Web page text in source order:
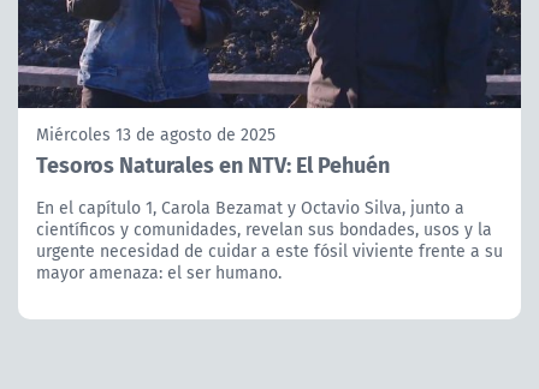
Miércoles 13 de agosto de 2025
Tesoros Naturales en NTV: El Pehuén
En el capítulo 1, Carola Bezamat y Octavio Silva, junto a
científicos y comunidades, revelan sus bondades, usos y la
urgente necesidad de cuidar a este fósil viviente frente a su
mayor amenaza: el ser humano.